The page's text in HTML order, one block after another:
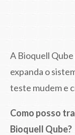
A Bioquell
expanda o
teste mudem e
Como posso
Bioquell Qube?